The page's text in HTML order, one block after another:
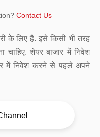
Contact Us
के लिए है. इसे किसी भी तरह
शेयर बाजार में निवेश
में निवेश करने से पहले अपने